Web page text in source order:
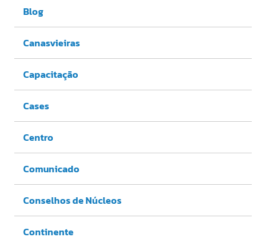
Blog
Canasvieiras
Capacitação
Cases
Centro
Comunicado
Conselhos de Núcleos
Continente